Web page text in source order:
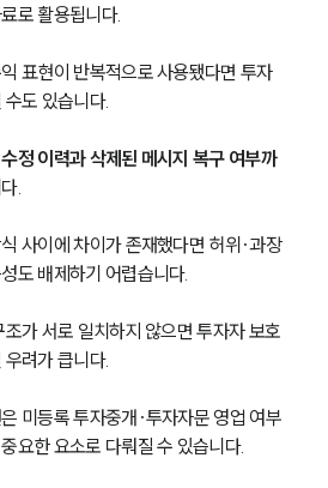
로 활용됩니다.
표현이 반복적으로 사용됐다면 투자
도 있습니다.
정 이력과 삭제된 메시지 복구 여부까
.
사이에 차이가 존재했다면 허위·과장
도 배제하기 어렵습니다.
가 서로 일치하지 않으면 투자자 보호
려가 큽니다.
미등록 투자중개·투자자문 영업 여부
요한 요소로 다뤄질 수 있습니다.